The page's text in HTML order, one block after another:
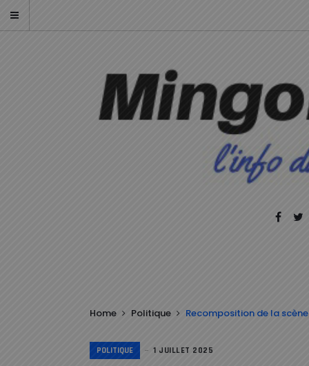
Home Politique Recomposition de la
POLITIQUE 1 JUILLET 2025